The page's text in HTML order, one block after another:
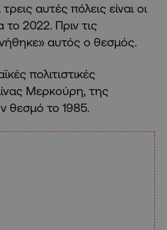
αυτές πόλεις είναι οι
2022. Πριν τις
αυτός ο θεσμός.
πολιτιστικές
Μερκούρη, της
θεσμό το 1985.